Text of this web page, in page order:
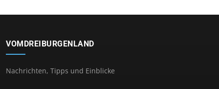
VOMDREIBURGENLAND
Nachrichten, Tipps und Einblicke